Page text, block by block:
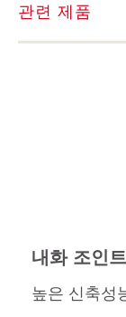
관련 제품
내화 조인
높은 신축성